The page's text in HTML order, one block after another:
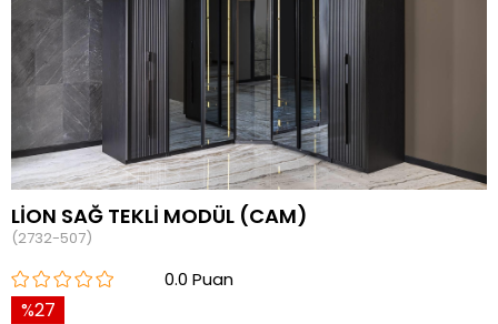
LİON SAĞ TEKLİ MODÜL (CAM)
(2732-507)
0.0
27